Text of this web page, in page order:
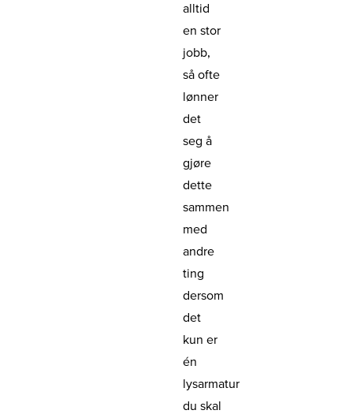
alltid
en stor
jobb,
så ofte
lønner
det
seg å
gjøre
dette
sammen
med
andre
ting
dersom
det
kun er
én
lysarmatur
du skal